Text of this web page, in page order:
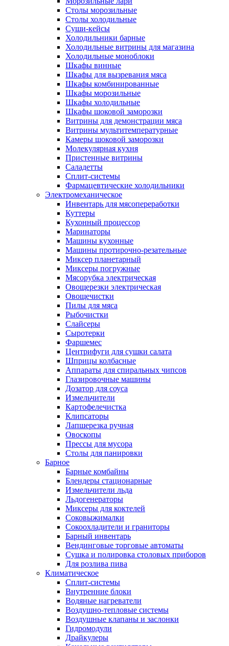
Столы морозильные
Столы холодильные
Суши-кейсы
Холодильники барные
Холодильные витрины для магазина
Холодильные моноблоки
Шкафы винные
Шкафы для вызревания мяса
Шкафы комбинированные
Шкафы морозильные
Шкафы холодильные
Шкафы шоковой заморозки
Витрины для демонстрации мяса
Витрины мультитемпературные
Камеры шоковой заморозки
Молекулярная кухня
Пристенные витрины
Саладетты
Сплит-системы
Фармацевтические холодильники
Электромеханическое
Инвентарь для мясопереработки
Куттеры
Кухонный процессор
Маринаторы
Машины кухонные
Машины протирочно-резательные
Миксер планетарный
Миксеры погружные
Мясорубка электрическая
Овощерезки электрическая
Овощечистки
Пилы для мяса
Рыбочистки
Слайсеры
Сыротерки
Фаршемес
Центрифуги для сушки салата
Шприцы колбасные
Аппараты для спиральных чипсов
Глазировочные машины
Дозатор для соуса
Измельчители
Картофелечистка
Клипсаторы
Лапшерезка ручная
Овоскопы
Прессы для мусора
Столы для панировки
Барное
Барные комбайны
Блендеры стационарные
Измельчители льда
Льдогенераторы
Миксеры для коктелей
Соковыжималки
Сокоохладители и граниторы
Барный инвентарь
Вендинговые торговые автоматы
Сушка и полировка столовых приборов
Для розлива пива
Климатическое
Сплит-системы
Внутренние блоки
Водяные нагреватели
Воздушно-тепловые системы
Воздушные клапаны и заслонки
Гидромодули
Драйкулеры